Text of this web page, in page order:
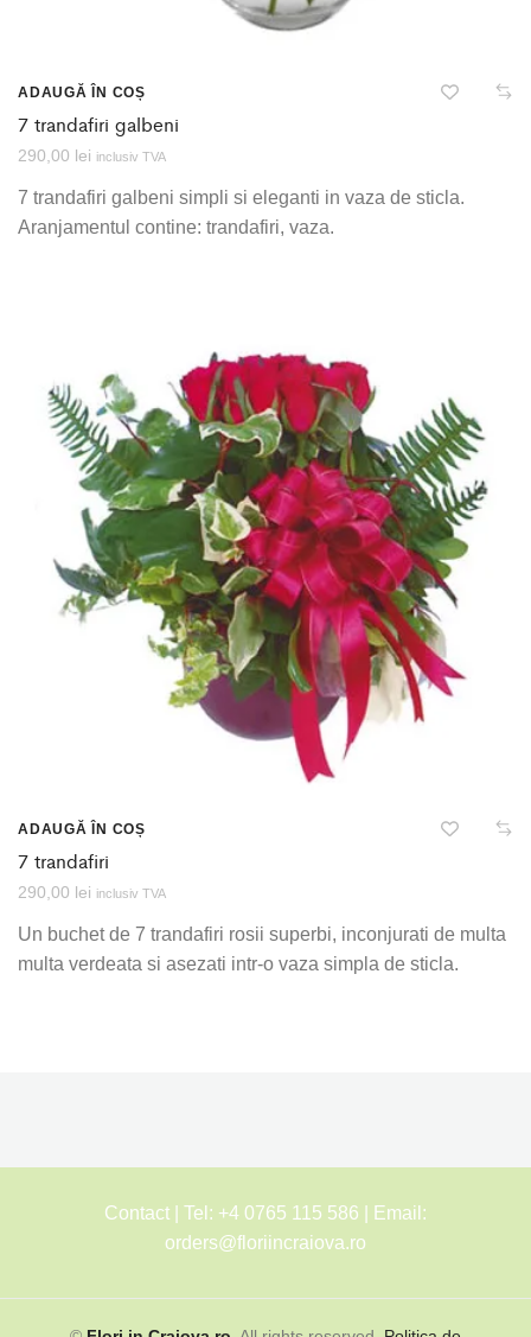
ADAUGĂ ÎN COȘ
7 trandafiri galbeni
290,00 lei inclusiv TVA
7 trandafiri galbeni simpli si eleganti in vaza de sticla.
Aranjamentul contine: trandafiri, vaza.
ADAUGĂ ÎN COȘ
7 trandafiri
290,00 lei inclusiv TVA
Un buchet de 7 trandafiri rosii superbi, inconjurati de multa
multa verdeata si asezati intr-o vaza simpla de sticla.
Contact | Tel: +4 0765 115 586 | Email:
orders@floriincraiova.ro